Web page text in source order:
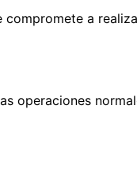
a
operaciones